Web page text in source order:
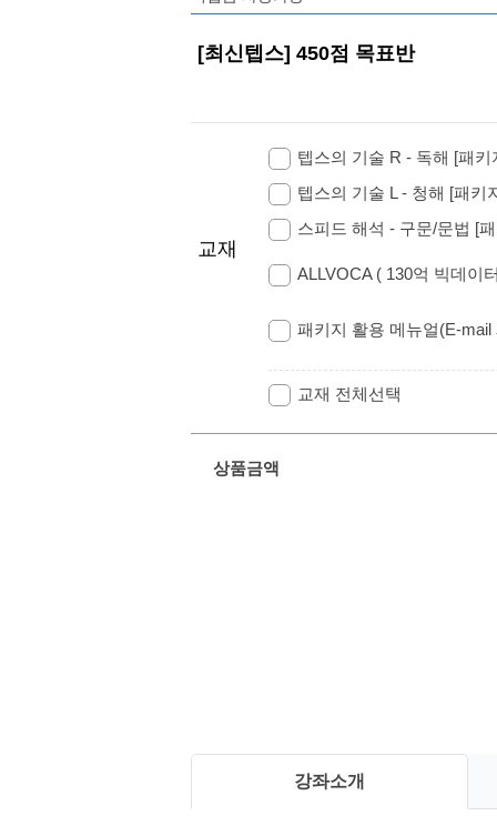
[최신텝스] 450점 목표반
교재
텝스의 기술 R - 독해 [패
텝스의 기술 L - 청해 [패키
스피드 해석 - 구문/문법 [
ALLVOCA ( 130억 빅데이
패키지 활용 메뉴얼(E-mail
교재 전체선택
상품금액
강좌소개